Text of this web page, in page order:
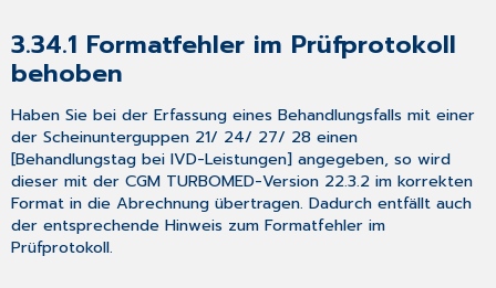
3.34.1 Formatfehler im Prüfprotokoll
behoben
Haben Sie bei der Erfassung eines Behandlungsfalls mit einer
der Scheinunterguppen 21/ 24/ 27/ 28 einen
[Behandlungstag bei IVD-Leistungen] angegeben, so wird
dieser mit der CGM TURBOMED-Version 22.3.2 im korrekten
Format in die Abrechnung übertragen. Dadurch entfällt auch
der entsprechende Hinweis zum Formatfehler im
Prüfprotokoll.